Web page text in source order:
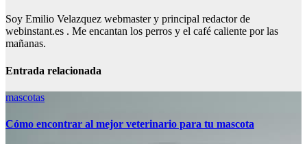
Soy Emilio Velazquez webmaster y principal redactor de
webinstant.es . Me encantan los perros y el café caliente por las
mañanas.
Entrada relacionada
mascotas
Cómo encontrar al mejor veterinario para tu mascota